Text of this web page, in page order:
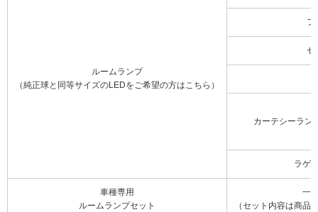
ルームランプ
（純正球と同等サイズのLEDをご希望の方はこちら）
フ
セ
カーテシーラン
ラゲ
車種専用
ルームランプセット
一
（セット内容は商品